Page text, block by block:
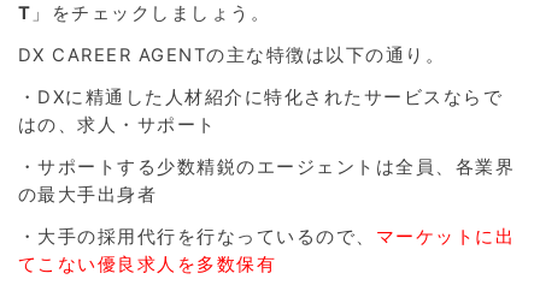
T 」をチェックしましょう。
DX CAREER AGENTの主な特徴は以下の通り。
・DXに精通した人材紹介に特化されたサービスならで
はの、求人・サポート
・サポートする少数精鋭のエージェントは全員、各業界
の最大手出身者
・大手の採用代行を行なっているので、 マーケットに出
てこない優良求人を多数保有